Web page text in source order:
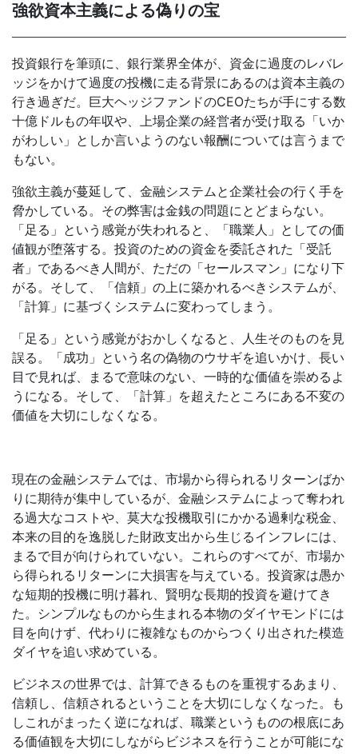
強欲資本主義による偽りの宝
投資銀行を筆頭に、銀行業界全体が、資金に過度のレバレ
ッジをかけて過度の投機に走る背景にあるのは資本主義の
行き過ぎだ。巨大ヘッジファンドのCEOたちが手にする数
十億ドルもの年収や、上場企業の経営者が受け取る「いか
がわしい」としか言いようのない報酬については言うまで
もない。
強欲主義が蔓延して、金融システムと企業社会の行く手を
脅かしている。その弊害は金銭の問題にとどまらない。
「足る」という感覚が失われると、「職業人」としての価
値観が堕落する。投資のための資金を委託された「受託
者」であるべき人間が、ただの「セールスマン」になり下
がる。そして、「信頼」の上に築かれるべきシステムが、
「計算」に基づくシステムに変わってしまう。
「足る」という感覚がおかしくなると、人生そのものを見
誤る。「成功」という名の偽物のウサギを追いかけ、長い
目で見れば、まるで意味のない、一時的な価値を崇めるよ
うになる。そして、「計算」を超えたところにある不変の
価値を大切にしなくなる。
現在の金融システムでは、市場から得られるリターンばか
りに期待が集中しているが、金融システムによって奪われ
る過大なコストや、莫大な投機取引にかかる過剰な税金、
本来の目的を逸脱した財政支出から生じるインフレには、
まるで目が向けられていない。これらのすべてが、市場か
ら得られるリターンに大損害を与えている。投資家は愚か
な短期的投機に明け暮れ、賢明な長期的投資を避けてき
た。シンプルなものから生まれる本物のダイヤモンドには
目を向けず、代わりに複雑なものからつくり出された模造
ダイヤを追い求めている。
ビジネスの世界では、計算できるものを重視するあまり、
信頼し、信頼されるということを大切にしなくなった。も
しこれがまったく逆になれば、職業というものの根底にあ
る価値観を大切にしながらビジネスを行うことが可能にな